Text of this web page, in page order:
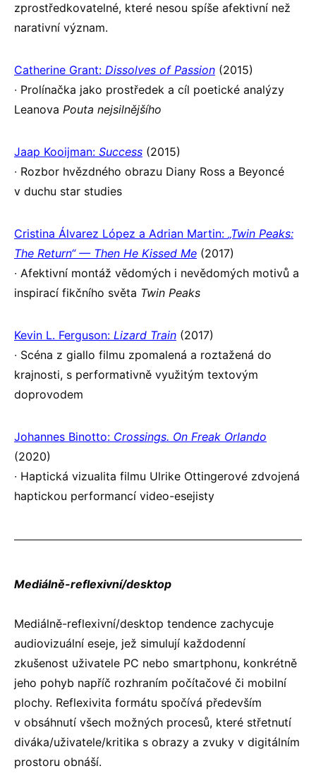
zprostředkovatelné, které nesou spíše afektivní než
narativní význam.
Catherine Grant: Dissolves of Passion (2015)
∙ Prolínačka jako prostředek a cíl poetické analýzy
Leanova Pouta nejsilnějšího
Jaap Kooijman: Success (2015)
∙ Rozbor hvězdného obrazu Diany Ross a Beyoncé
v duchu star studies
Cristina Álvarez López a Adrian Martin: „Twin Peaks:
The Return“ — Then He Kissed Me (2017)
∙ Afektivní montáž vědomých i nevědomých motivů a
inspirací fikčního světa Twin Peaks
Kevin L. Ferguson: Lizard Train (2017)
∙ Scéna z giallo filmu zpomalená a roztažená do
krajnosti, s performativně využitým textovým
doprovodem
Johannes Binotto: Crossings. On Freak Orlando
(2020)
∙ Haptická vizualita filmu Ulrike Ottingerové zdvojená
haptickou performancí video-esejisty
Mediálně-reflexivní/desktop
Mediálně-reflexivní/desktop tendence zachycuje
audiovizuální eseje, jež simulují každodenní
zkušenost uživatele PC nebo smartphonu, konkrétně
jeho pohyb napříč rozhraním počítačové či mobilní
plochy. Reflexivita formátu spočívá především
v obsáhnutí všech možných procesů, které střetnutí
diváka/uživatele/kritika s obrazy a zvuky v digitálním
prostoru obnáší.